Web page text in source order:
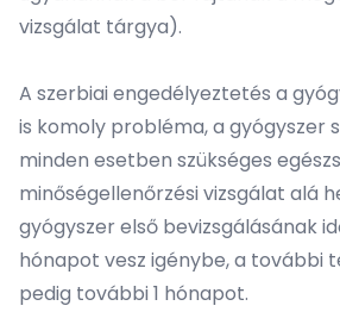
vizsgálat tárgya).
A szerbiai engedélyeztetés a
is komoly probléma, a gyógyszer
minden esetben szükséges
minőségellenőrzési vizsgálat alá
gyógyszer első bevizsgálásának
hónapot vesz igénybe, a további
pedig további 1 hónapot.